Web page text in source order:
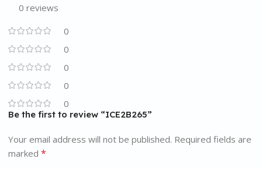
0 reviews
0
0
0
0
0
Be the first to review “ICE2B265”
Your email address will not be published. Required fields are
marked *